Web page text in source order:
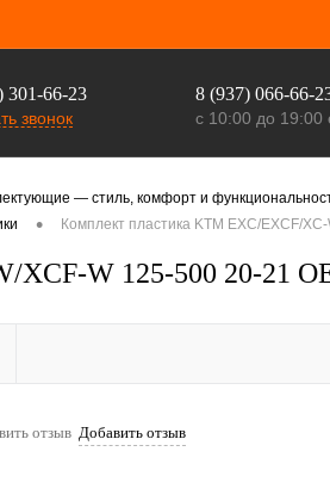
301-66-23
звонок
8 (937) 066-66-
с 10:00 до 19:00
— стиль, комфорт и
• Комплект пластика KTM EXC/EXCF/
XCF-W 125-500 20-21
Добавить отзыв